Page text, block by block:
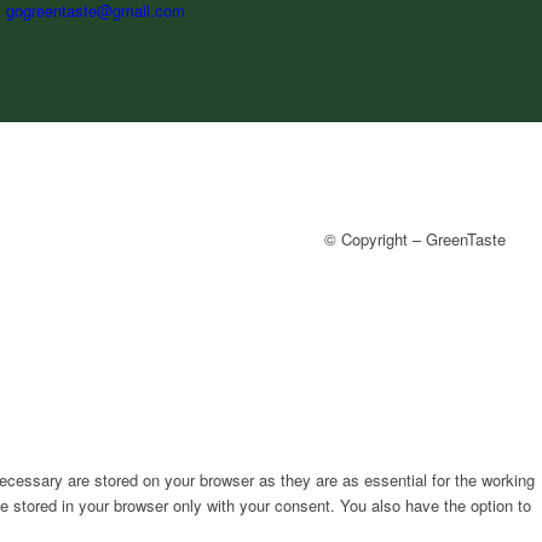
gogreentaste@gmail.com
© Copyright – GreenTaste
are stored on your browser as they are as essential for the working
in your browser only with your consent. You also have the option to